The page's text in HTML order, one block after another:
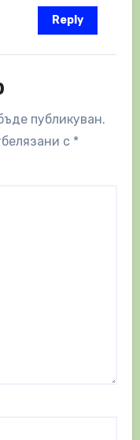
Reply
публикуван.
с *